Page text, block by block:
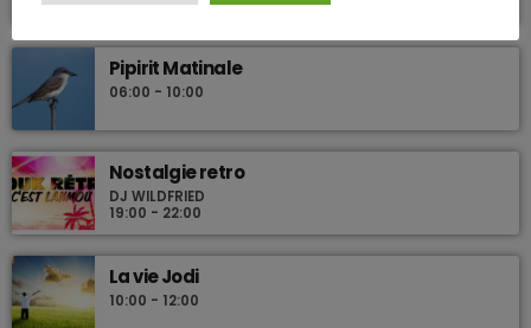
Pipirit Matinale
06:00 - 10:00
Nostalgie retro
DJ WILDFRIED
19:00 - 22:00
La vie Jodi
10:00 - 12:00